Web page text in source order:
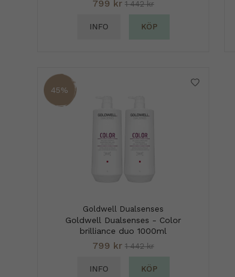
799 kr 1 442 kr
INFO KÖP
45%
Goldwell Dualsenses
Goldwell Dualsenses - Color
brilliance duo 1000ml
799 kr 1 442 kr
INFO KÖP